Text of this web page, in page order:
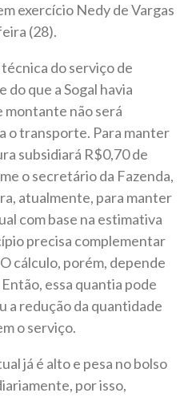
exercício Nedy de Vargas
(28).
do serviço de
que a Sogal havia
montante não será
o transporte. Para manter
subsidiará R$0,70 de
o secretário da Fazenda,
atualmente, para manter
com base na estimativa
precisa complementar
cálculo, porém, depende
essa quantia pode
a redução da quantidade
o serviço.
já é alto e pesa no bolso
por isso,